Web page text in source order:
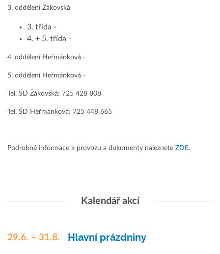
3. oddělení Žákovská
3. třída -
4. + 5. třída -
4. oddělení Heřmánková -
5. oddělení Heřmánková -
Tel. ŠD Žákovská: 725 428 808
Tel. ŠD Heřmánková: 725 448 665
Podrobné informace k provozu a dokumenty naleznete ZDE.
Kalendář akcí
29.6. – 31.8. Hlavní prázdniny